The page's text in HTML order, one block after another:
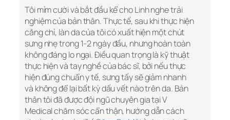
Tôi mỉm cười và bắt đầu kể cho Linh nghe trải
nghiệm của bản thân. Thực tế, sau khi thực hiện
căng chỉ, làn da của tôi có xuất hiện một chút
sưng nhẹ trong 1-2 ngày đầu, nhưng hoàn toàn
không đáng lo ngại. Điều quan trọng là kỹ thuật
thực hiện và tay nghề của bác sĩ, bởi nếu thực
hiện đúng chuẩn y tế, sưng tấy sẽ giảm nhanh
và không để lại bất kỳ dấu vết nào trên da. Bản
thân tôi đã được đội ngũ chuyên gia tại V
Medical chăm sóc cẩn thận, hướng dẫn cách